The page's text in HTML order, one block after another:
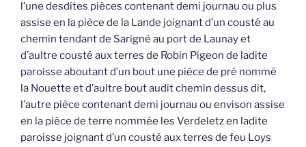
l’une desdites pièces contenant demi journau ou plus
assise en la pièce de la Lande joignant d’un cousté au
chemin tendant de Sarigné au port de Launay et
d’aultre cousté aux terres de Robin Pigeon de ladite
paroisse aboutant d’un bout une pièce de pré nommé
la Nouette et d’aultre bout audit chemin dessus dit,
l’autre pièce contenant demi journau ou envison assise
en la pièce de terre nommée les Verdeletz en ladite
paroisse joignant d’un cousté aux terres de feu Loys